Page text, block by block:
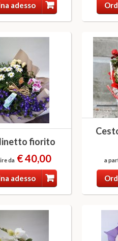
adesso
fiorito
da € 40,00
adesso
a